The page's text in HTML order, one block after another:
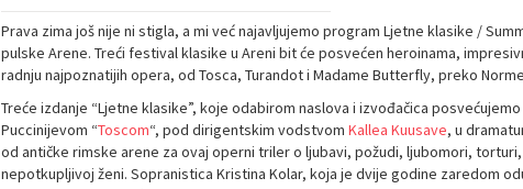
Prava zima još nije ni stigla, a mi već najavljujemo program Ljetne klasike /
pulske Arene. Treći festival klasike u Areni bit će posvećen heroinama,
radnju najpoznatijih opera, od Tosca, Turandot i Madame Butterfly, preko
Treće izdanje “Ljetne klasike”, koje odabirom naslova i izvođačica
Puccinijevom “Toscom“, pod dirigentskim vodstvom Kallea Kuusave, u
od antičke rimske arene za ovaj operni triler o ljubavi, požudi, ljubomori,
nepotkupljivoj ženi. Sopranistica Kristina Kolar, koja je dvije godine zaredom